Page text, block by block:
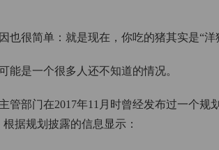
也很简单：就是现在，你吃的猪其实是“洋
能是一个很多人还不知道的情况。
管部门在2017年11月时曾经发布过一个
据规划披露的信息显示：